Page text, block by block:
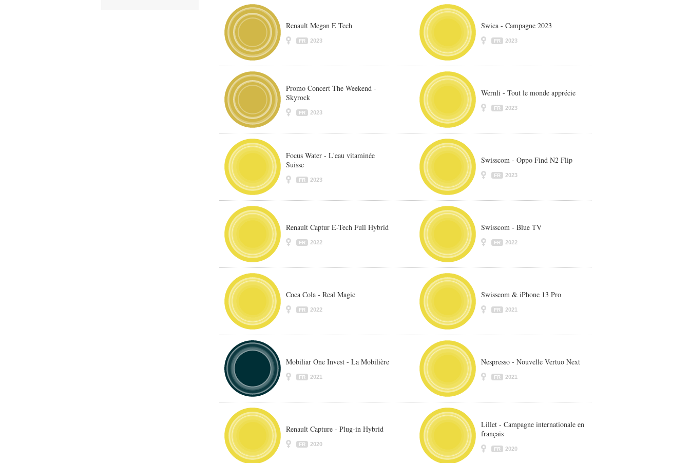
Renault Megan E Tech
FR 2023
Swica - Campagne 2023
FR 2023
Promo Concert The Weekend -
Skyrock
FR 2023
Wernli - Tout le monde apprécie
FR 2023
Focus Water - L'eau vitaminée
Suisse
FR 2023
Swisscom - Oppo Find N2 Flip
FR 2023
Renault Captur E-Tech Full Hybrid
FR 2022
Swisscom - Blue TV
FR 2022
Coca Cola - Real Magic
FR 2022
Swisscom & iPhone 13 Pro
FR 2021
Mobiliar One Invest - La Mobilière
FR 2021
Nespresso - Nouvelle Vertuo Next
FR 2021
Renault Capture - Plug-in Hybrid
FR 2020
Lillet - Campagne internationale en
français
FR 2020